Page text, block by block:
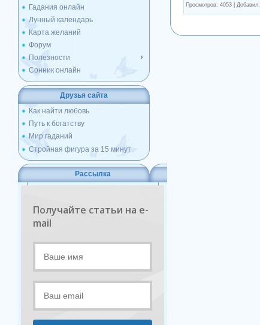
Гадания онлайн
Лунный календарь
Карта желаний
Форум
Полезности
Сонник онлайн
Друзья сайта
Как найти любовь
Путь к богатству
Мир гаданий
Стройная фигура за 15 минут
Рассылка
Получайте статьи на e-
mail
Просмотров: 4053 | Добавил: